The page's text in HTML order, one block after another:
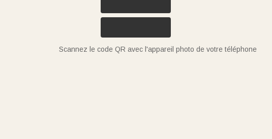
Scannez le code QR avec l'appareil photo de votre téléphone